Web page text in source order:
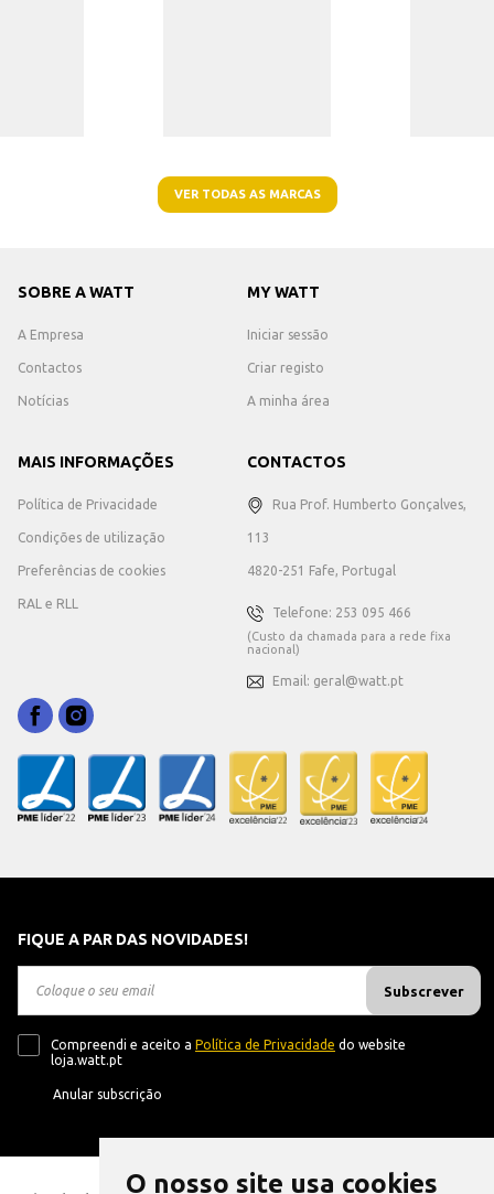
O nosso site usa cookies
VER TODAS AS MARCAS
SOBRE A WATT
A Empresa
Contactos
Notícias
MY WATT
Iniciar sessão
Criar registo
A minha área
MAIS INFORMAÇÕES
Política de Privacidade
Condições de utilização
Preferências de cookies
RAL e RLL
CONTACTOS
Rua Prof. Humberto Gonçalves,
113
4820-251 Fafe, Portugal
Telefone: 253 095 466
(Custo da chamada para a rede fixa
nacional)
Email: geral@watt.pt
FIQUE A PAR DAS NOVIDADES!
Subscrever
Compreendi e aceito a Política de Privacidade do website
loja.watt.pt
Anular subscrição